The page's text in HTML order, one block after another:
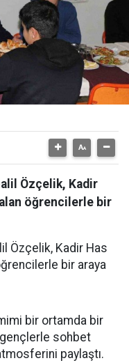
Özçelik, Kadir
öğrencilerle bir
Özçelik, Kadir Has
bir araya
bir ortamda bir
sohbet
paylaştı.